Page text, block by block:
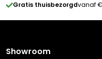
Gratis thuisbezorgdvanaf
Showroom